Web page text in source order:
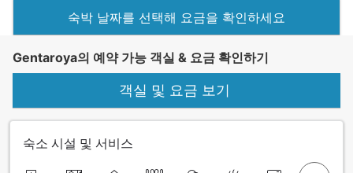
숙박 날짜를 선택해 요금을 확인하세요
Gentaroya의 예약 가능 객실 & 요금 확인하기
객실 및 요금 보기
숙소 시설 및 서비스